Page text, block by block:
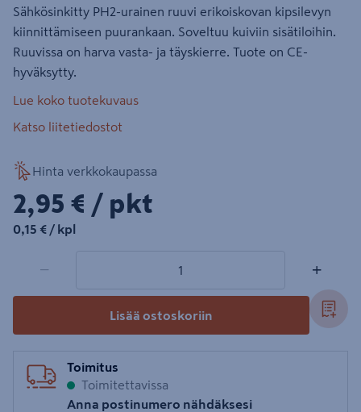
Sähkösinkitty PH2-urainen ruuvi erikoiskovan kipsilevyn
kiinnittämiseen puurankaan. Soveltuu kuiviin sisätiloihin.
Ruuvissa on harva vasta- ja täyskierre. Tuote on CE-
hyväksytty.
Lue koko tuotekuvaus
Katso liitetiedostot
Hinta verkkokaupassa
2,95€/pkt
2,95 € / pkt
0,15€/kpl
0,15 € / kpl
− +
Lisää ostoskoriin
Toimitus
Toimitettavissa
Anna postinumero nähdäksesi